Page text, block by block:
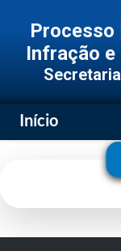
Processo
Infração
Início